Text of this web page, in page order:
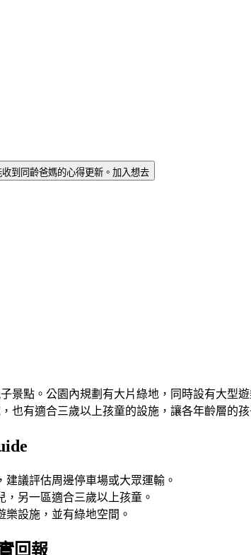
到同齡爸媽的心得更新。 加入想去
景點。公園內規劃有大片綠地，同時設有大
也有適合三歲以上孩童的設施，讓各年齡層的
議評估周邊停車場或大眾運輸。
另一區適合三歲以上孩童。
設施，並有綠地空間。
回報